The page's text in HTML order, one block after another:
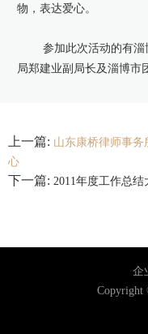
物，表达爱心。
参加此次活动的有淄
局郑建业副局长及淄博市
上一篇: 山东康桥律师事务
心
下一篇: 2011年度工作总
企
Copyright